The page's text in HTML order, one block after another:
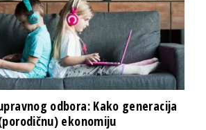
odbora: Kako generacija
ekonomiju